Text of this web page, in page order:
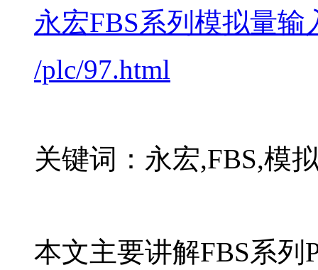
永宏FBS系列模拟量输
/plc/97.html
关键词：永宏,FBS,模
本文主要讲解FBS系列